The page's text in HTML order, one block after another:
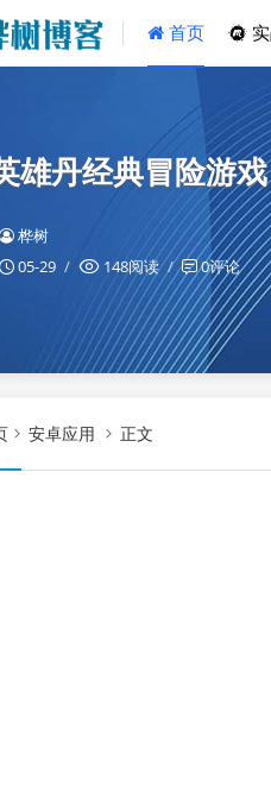
首页 实
雄丹经典冒险游
桦树
05-29
148阅读 0评论
安卓应用 正文